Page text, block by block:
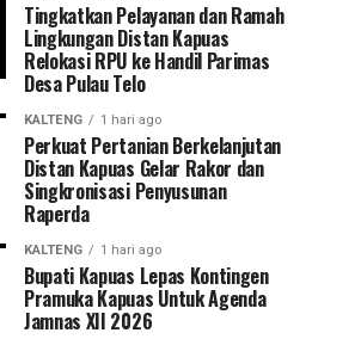
Tingkatkan Pelayanan dan Ramah
Lingkungan Distan Kapuas
Relokasi RPU ke Handil Parimas
Desa Pulau Telo
KALTENG 1 hari ago
Perkuat Pertanian Berkelanjutan
Distan Kapuas Gelar Rakor dan
Singkronisasi Penyusunan
Raperda
KALTENG 1 hari ago
Bupati Kapuas Lepas Kontingen
Pramuka Kapuas Untuk Agenda
Jamnas XII 2026